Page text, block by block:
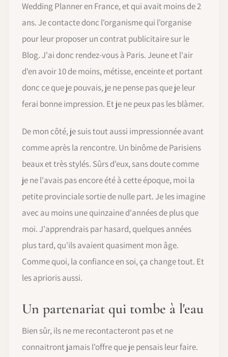
Wedding Planner en France, et qui avait moins de 2
ans. Je contacte donc l'organisme qui l'organise
pour leur proposer un contrat publicitaire sur le
Blog. J'ai donc rendez-vous à Paris. Jeune et l'air
d'en avoir 10 de moins, métisse, enceinte et portant
donc ce que je pouvais, je ne pense pas que je leur
ferai bonne impression. Et je ne peux pas les blàmer.
De mon côté, je suis tout aussi impressionnée avant
comme après la rencontre. Un binôme de Parisiens
beaux et très stylés. Sûrs d'eux, sans doute comme
je ne l'avais pas encore été à cette époque, moi la
petite provinciale sortie de nulle part. Je les imagine
avec au moins une quinzaine d'années de plus que
moi. J'apprendrais par hasard, quelques années
plus tard, qu'ils avaient quasiment mon âge.
Comme quoi, la confiance en soi, ça change tout. Et
les aprioris aussi.
Un partenariat qui tombe à l'eau
Bien sûr, ils ne me recontacteront pas et ne
connaitront jamais l'offre que je pensais leur faire.